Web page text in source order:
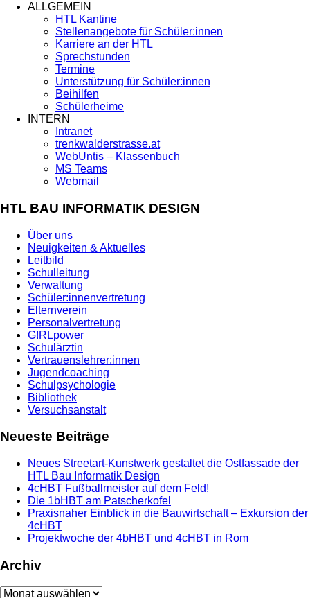
ALLGEMEIN
HTL Kantine
Stellenangebote für Schüler:innen
Karriere an der HTL
Sprechstunden
Termine
Unterstützung für Schüler:innen
Beihilfen
Schülerheime
INTERN
Intranet
trenkwalderstrasse.at
WebUntis – Klassenbuch
MS Teams
Webmail
HTL BAU INFORMATIK DESIGN
Über uns
Neuigkeiten & Aktuelles
Leitbild
Schulleitung
Verwaltung
Schüler:innenvertretung
Elternverein
Personalvertretung
G!RLpower
Schulärztin
Vertrauenslehrer:innen
Jugendcoaching
Schulpsychologie
Bibliothek
Versuchsanstalt
Neueste Beiträge
Neues Streetart-Kunstwerk gestaltet die Ostfassade der
HTL Bau Informatik Design
4cHBT Fußballmeister auf dem Feld!
Die 1bHBT am Patscherkofel
Praxisnaher Einblick in die Bauwirtschaft – Exkursion der
4cHBT
Projektwoche der 4bHBT und 4cHBT in Rom
Archiv
Archiv